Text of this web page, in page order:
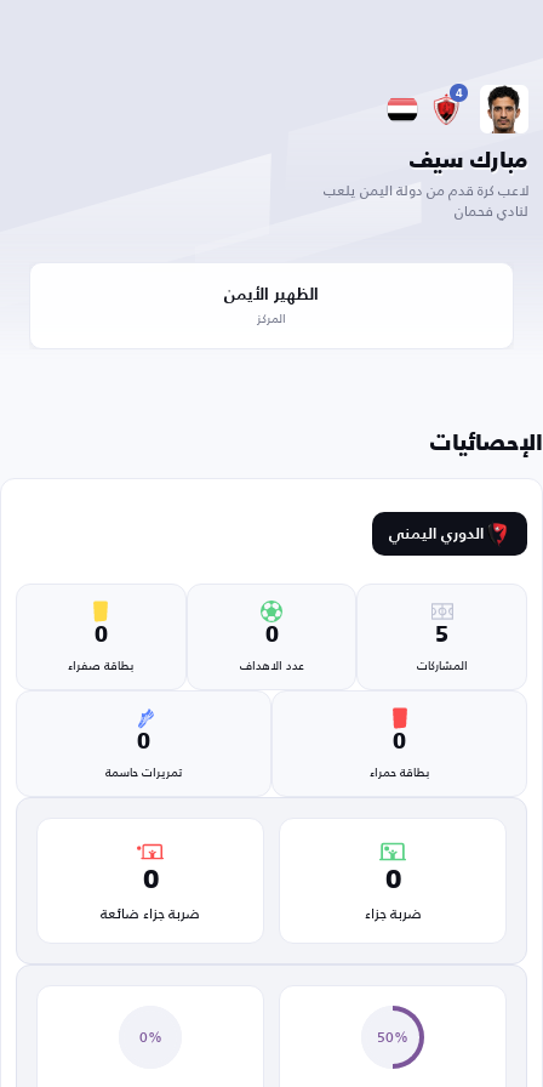
4
مبارك سيف
لاعب كرة قدم من دولة اليمن يلعب
لنادي فحمان
الظهير الأيمن
المركز
الإحصائيات
الدوري اليمني
5
المشاركات
0
عدد الاهداف
0
بطاقة صفراء
0
بطاقة حمراء
0
تمريرات حاسمة
0
ضربة جزاء
0
ضربة جزاء ضائعة
50%
0%